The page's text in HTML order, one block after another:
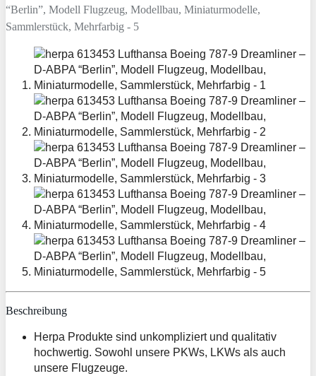
Beschreibung
Herpa Produkte sind unkompliziert und qualitativ
hochwertig. Sowohl unsere PKWs, LKWs als auch
unsere Flugzeuge.